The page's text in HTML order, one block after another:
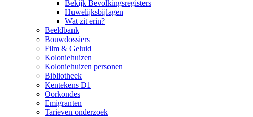
Bekijk Bevolkingsregisters
Huwelijksbijlagen
Wat zit erin?
Beeldbank
Bouwdossiers
Film & Geluid
Koloniehuizen
Koloniehuizen personen
Bibliotheek
Kentekens D1
Oorkondes
Emigranten
Tarieven onderzoek